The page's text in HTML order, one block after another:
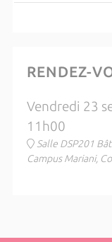
RENDEZ-
Vendredi 23
11h00
Salle DSP201
Campus Mariani,